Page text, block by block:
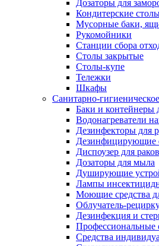
Дозаторы для
Кондитерские
Мусорные баки,
Рукомойники
Станции сбора
Столы закрытые
Столы-купе
Тележки
Шкафы
Санитарно-гигиеническое
Баки и контейнеры
Водонагреватели
Дезинфекторы для
Дезинфицирующие
Диспоузер для
Дозаторы для мыла
Душирующие
Лампы
Моющие средства
Облучатель-
Дезинфекция и
Профессиональные
Средства